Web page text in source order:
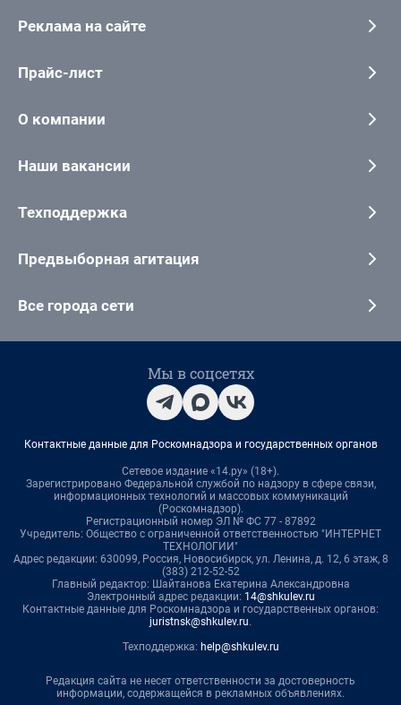
Реклама на сайте
Прайс-лист
О компании
Наши вакансии
Техподдержка
Предвыборная агитация
Все города сети
Мы в соцсетях
Контактные данные для Роскомнадзора и государственных органов
Сетевое издание «14.ру» (18+).
Зарегистрировано Федеральной службой по надзору в сфере связи,
информационных технологий и массовых коммуникаций
(Роскомнадзор).
Регистрационный номер ЭЛ № ФС 77 - 87892
Учредитель: Общество с ограниченной ответственностью "ИНТЕРНЕТ
ТЕХНОЛОГИИ"
Адрес редакции: 630099, Россия, Новосибирск, ул. Ленина, д. 12, 6 этаж, 8
(383) 212-52-52
Главный редактор: Шайтанова Екатерина Александровна
Электронный адрес редакции: 14@shkulev.ru
Контактные данные для Роскомнадзора и государственных органов:
juristnsk@shkulev.ru.
Техподдержка: help@shkulev.ru
Редакция сайта не несет ответственности за достоверность
информации, содержащейся в рекламных объявлениях.